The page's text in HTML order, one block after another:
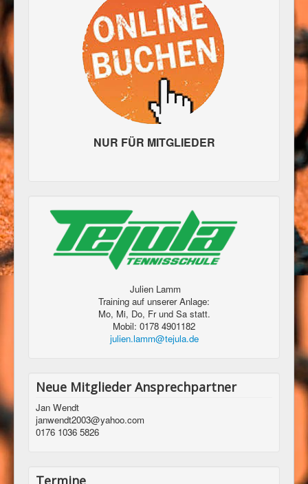
NUR FÜR MITGLIEDER
Julien Lamm
Training auf unserer Anlage:
Mo, Mi, Do, Fr und Sa statt.
Mobil: 0178 4901182
julien.lamm@tejula.de
Neue Mitglieder Ansprechpartner
Jan Wendt
janwendt2003@yahoo.com
0176 1036 5826